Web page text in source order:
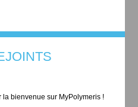
la bienvenue sur MyPolymeris !